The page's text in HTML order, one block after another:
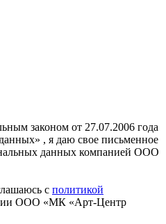
законом от 27.07.2006 года
, я даю свое письменное
данных компанией ООО
с политикой
ООО «МК «Арт-Центр